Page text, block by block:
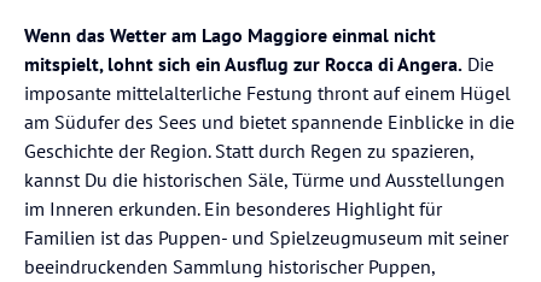
Wenn das Wetter am Lago Maggiore einmal nicht
mitspielt, lohnt sich ein Ausflug zur Rocca di Angera. Die
imposante mittelalterliche Festung thront auf einem Hügel
am Südufer des Sees und bietet spannende Einblicke in die
Geschichte der Region. Statt durch Regen zu spazieren,
kannst Du die historischen Säle, Türme und Ausstellungen
im Inneren erkunden. Ein besonderes Highlight für
Familien ist das Puppen- und Spielzeugmuseum mit seiner
beeindruckenden Sammlung historischer Puppen,